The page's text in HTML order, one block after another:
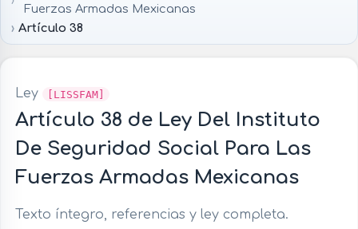
Fuerzas Armadas Mexicanas
Artículo 38
Ley [LISSFAM]
Artículo 38 de Ley Del Instituto
De Seguridad Social Para Las
Fuerzas Armadas Mexicanas
Texto íntegro, referencias y ley completa.